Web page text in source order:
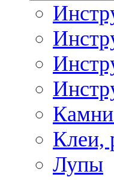
Клеи,
Лупы